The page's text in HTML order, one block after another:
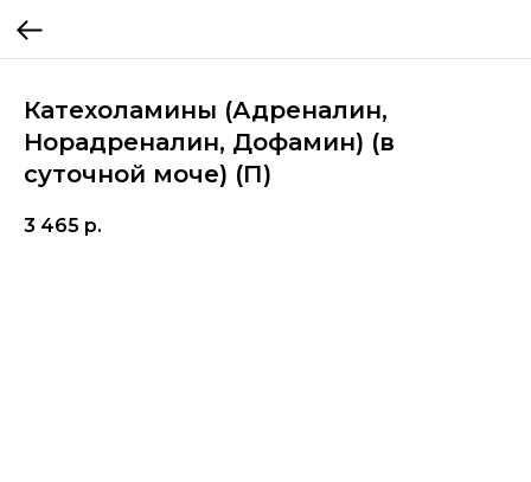
Катехоламины (Адреналин,
Норадреналин, Дофамин) (в
суточной моче) (П)
3 465 р.